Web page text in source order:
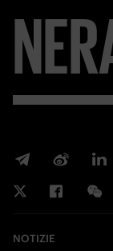
NOTIZIE